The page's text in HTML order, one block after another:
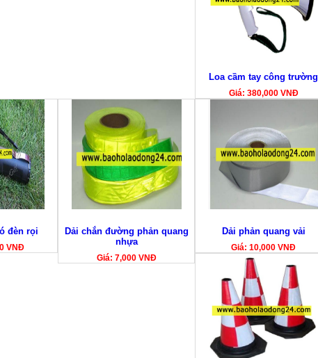
Loa cầm tay công trường
Giá: 380,000 VNĐ
đèn rọi
VNĐ
Dải chắn đường phản quang
nhựa
Giá: 7,000 VNĐ
Dải phản quang vải
Giá: 10,000 VNĐ